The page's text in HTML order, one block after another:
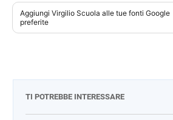
Aggiungi Virgilio Scuola alle tue fonti Google
preferite
TI POTREBBE INTERESSARE